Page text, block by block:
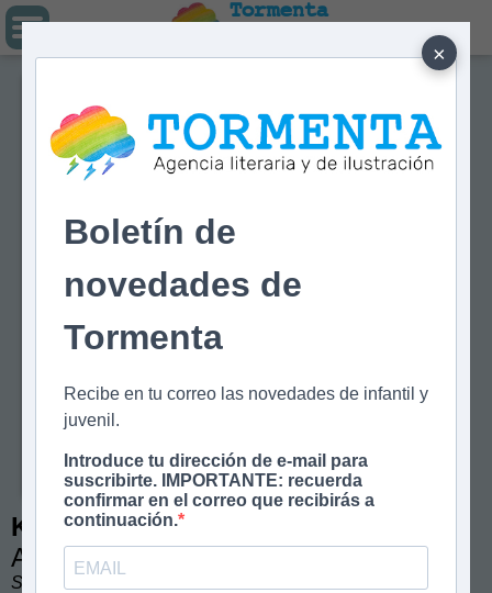
×
Boletín de
novedades de
Tormenta
Recibe en tu correo las novedades de infantil y
juvenil.
Introduce tu dirección de e-mail para
suscribirte. IMPORTANTE: recuerda
confirmar en el correo que recibirás a
continuación.
Tormenta
Kawaii Academy
Aprende a dibujar kawaii
Squid&Pig